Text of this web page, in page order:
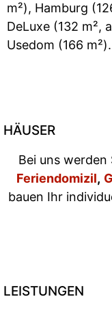
m²), Hamburg
DeLuxe (132 m²,
Usedom (166 m²).
HÄUSER
Bei uns werden
Feriendomizil,
bauen Ihr
LEISTUNGEN